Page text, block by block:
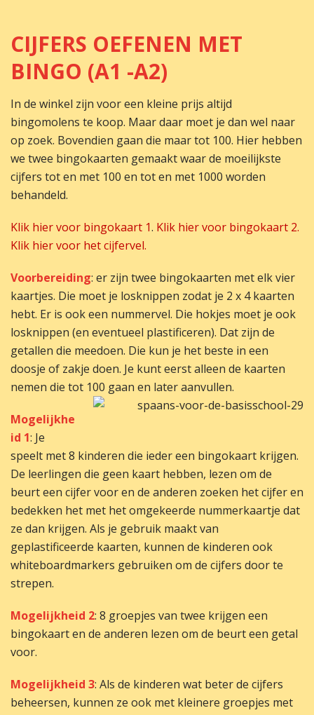
CIJFERS OEFENEN MET
BINGO (A1 -A2)
In de winkel zijn voor een kleine prijs altijd
bingomolens te koop. Maar daar moet je dan wel naar
op zoek. Bovendien gaan die maar tot 100. Hier hebben
we twee bingokaarten gemaakt waar de moeilijkste
cijfers tot en met 100 en tot en met 1000 worden
behandeld.
Klik hier voor bingokaart 1. Klik hier voor bingokaart 2.
Klik hier voor het cijfervel.
Voorbereiding: er zijn twee bingokaarten met elk vier
kaartjes. Die moet je losknippen zodat je 2 x 4 kaarten
hebt. Er is ook een nummervel. Die hokjes moet je ook
losknippen (en eventueel plastificeren). Dat zijn de
getallen die meedoen. Die kun je het beste in een
doosje of zakje doen. Je kunt eerst alleen de kaarten
nemen die tot 100 gaan en later aanvullen.
Mogelijkhe
id 1: Je
speelt met 8 kinderen die ieder een bingokaart krijgen.
De leerlingen die geen kaart hebben, lezen om de
beurt een cijfer voor en de anderen zoeken het cijfer en
bedekken het met het omgekeerde nummerkaartje dat
ze dan krijgen. Als je gebruik maakt van
geplastificeerde kaarten, kunnen de kinderen ook
whiteboardmarkers gebruiken om de cijfers door te
strepen.
Mogelijkheid 2: 8 groepjes van twee krijgen een
bingokaart en de anderen lezen om de beurt een getal
voor.
Mogelijkheid 3: Als de kinderen wat beter de cijfers
beheersen, kunnen ze ook met kleinere groepjes met